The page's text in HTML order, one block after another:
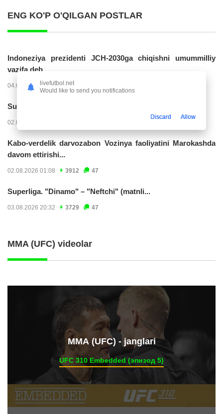
ENG KO'P O'QILGAN POSTLAR
Indoneziya prezidenti JCH-2030ga chiqishni umummilliy
vazifa deb...
04.08.2026 02:11 14229
Superliga. “Buxoro” - “Lokomotiv”...
02.08.2026 03:08
Kabo-verdelik darvozabon Vozinya faoliyatini Marokashda
davom ettirishi...
02.08.2026 01:08 3912 47
Superliga. "Dinamo" – "Neftchi" (matnli...
03.08.2026 20:32 3729 47
MMA (UFC) videolar
ММА (UFC) - janglari
UFC 310 Embedded (эпизод 5)
livefutbol.net
Would like to send you notifications
Discard Allow